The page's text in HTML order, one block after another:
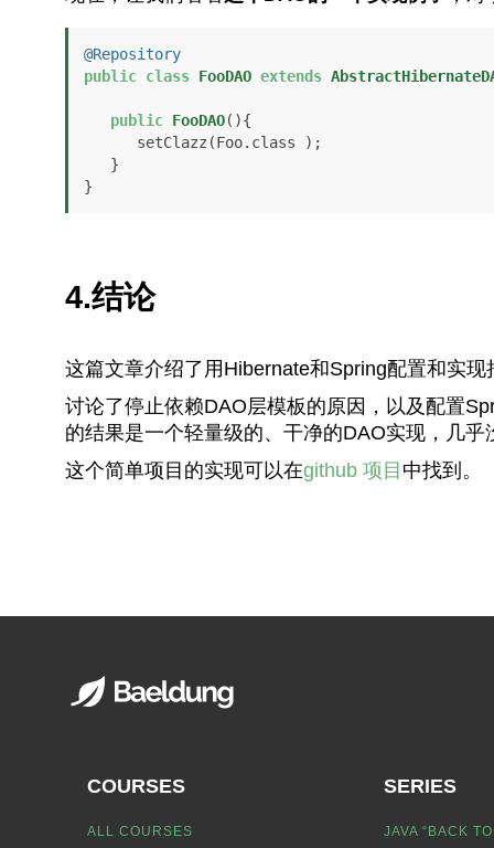
@Repository
public class FooDAO extends
public FooDAO(){
}
4.结论
这篇文章介绍了用Hibernate和Spring配置和实现
讨论了停止依赖DAO层模板的原因，以及配置
的结果是一个轻量级的、干净的DAO实现，几
这个简单项目的实现可以在github 项目 中找到。
COURSES
ALL COURSES
SERIES
JAVA “BACK